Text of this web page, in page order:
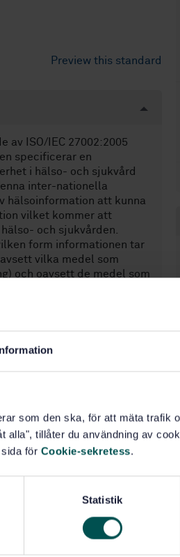
som den ska, för att mäta trafik
tillåter du användning av
för Cookie-sekretess.
Statistik
Preview this standard
av ISO/IEC 27002:2005
specificerar en
i hälso- och sjukvård
inter-nationella
hälsoinformation att kunna
vilket kommer att
och sjukvården.
form informationen tar
vilka medel som
och oavsett de medel som
informationen alltid